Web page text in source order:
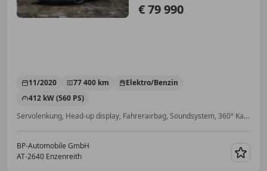
€ 79 990
11/2020 77 400 km
Elektro/Benzin
412 kW (560 PS)
Servolenkung, Head-up display, Fahrerairbag, Soundsystem, 360° Kamera, Alarmanlage, 4-Zonen-Klimaautomatik, Beheizbares Lenkrad
BP-Automobile GmbH
AT-2640 Enzenreith